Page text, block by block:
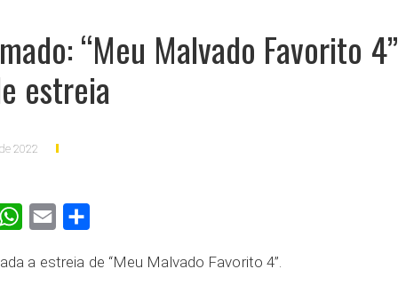
“Meu Malvado Favorito
estreia
2022
Twitter WhatsAppEmail
a estreia de “Meu Malvado Favorito 4”.